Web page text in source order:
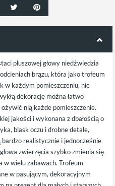
pluszowej głowy niedźwiedzia
brązu, która jako trofeum
w każdym pomieszczeniu, nie
dekorację można łatwo
nią każde pomieszczenie.
jakości i wykonana z dbałością o
blask oczu i drobne detale,
realistycznie i jednocześnie
zwierzęcia szybko zmienia się
w wielu zabawach. Trofeum
w pasującym, dekoracyjnym